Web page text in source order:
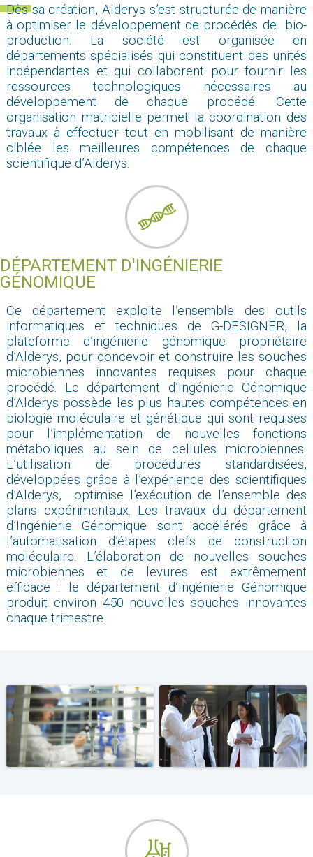
Dès sa création, Alderys s’est structurée de manière
à optimiser le développement de procédés de bio-
production. La société est organisée en
départements spécialisés qui constituent des unités
indépendantes et qui collaborent pour fournir les
ressources technologiques nécessaires au
développement de chaque procédé. Cette
organisation matricielle permet la coordination des
travaux à effectuer tout en mobilisant de manière
ciblée les meilleures compétences de chaque
scientifique d’Alderys.
DÉPARTEMENT D'INGÉNIERIE
GÉNOMIQUE
Ce département exploite l’ensemble des outils
informatiques et techniques de G-DESIGNER, la
plateforme d’ingénierie génomique propriétaire
d’Alderys, pour concevoir et construire les souches
microbiennes innovantes requises pour chaque
procédé. Le département d’Ingénierie Génomique
d’Alderys possède les plus hautes compétences en
biologie moléculaire et génétique qui sont requises
pour l’implémentation de nouvelles fonctions
métaboliques au sein de cellules microbiennes.
L’utilisation de procédures standardisées,
développées grâce à l’expérience des scientifiques
d’Alderys, optimise l’exécution de l’ensemble des
plans expérimentaux. Les travaux du département
d’Ingénierie Génomique sont accélérés grâce à
l’automatisation d’étapes clefs de construction
moléculaire. L’élaboration de nouvelles souches
microbiennes et de levures est extrêmement
efficace : le département d’Ingénierie Génomique
produit environ 450 nouvelles souches innovantes
chaque trimestre.